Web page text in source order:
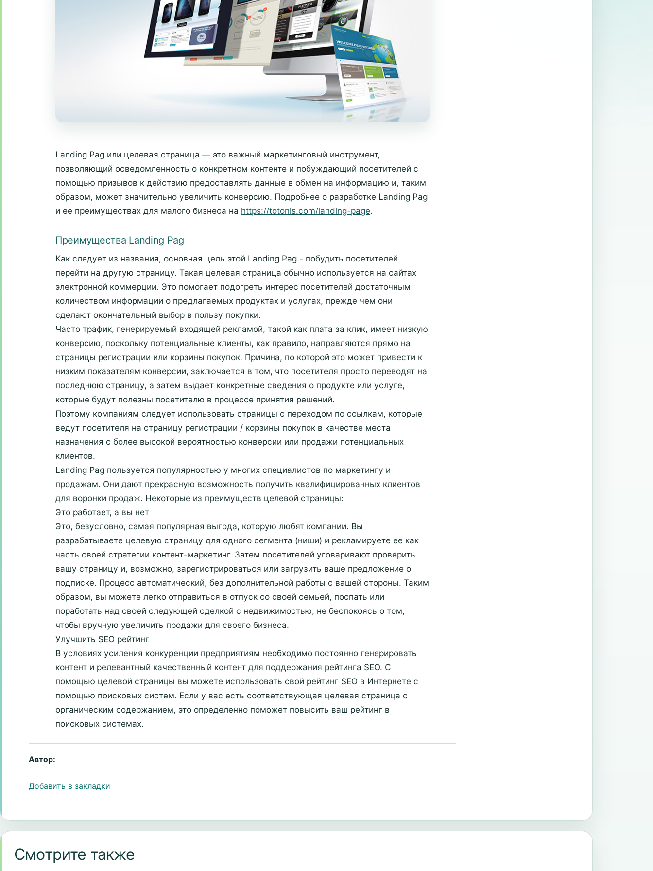
Landing Pag или целевая страница — это важный маркетинговый инструмент,
позволяющий осведомленность о конкретном контенте и побуждающий посетителей с
помощью призывов к действию предоставлять данные в обмен на информацию и, таким
образом, может значительно увеличить конверсию. Подробнее о разработке Landing Pag
и ее преимуществах для малого бизнеса на https://totonis.com/landing-page.
Преимущества Landing Pag
Как следует из названия, основная цель этой Landing Pag - побудить посетителей
перейти на другую страницу. Такая целевая страница обычно используется на сайтах
электронной коммерции. Это помогает подогреть интерес посетителей достаточным
количеством информации о предлагаемых продуктах и услугах, прежде чем они
сделают окончательный выбор в пользу покупки.
Часто трафик, генерируемый входящей рекламой, такой как плата за клик, имеет низкую
конверсию, поскольку потенциальные клиенты, как правило, направляются прямо на
страницы регистрации или корзины покупок. Причина, по которой это может привести к
низким показателям конверсии, заключается в том, что посетителя просто переводят на
последнюю страницу, а затем выдает конкретные сведения о продукте или услуге,
которые будут полезны посетителю в процессе принятия решений.
Поэтому компаниям следует использовать страницы с переходом по ссылкам, которые
ведут посетителя на страницу регистрации / корзины покупок в качестве места
назначения с более высокой вероятностью конверсии или продажи потенциальных
клиентов.
Landing Pag пользуется популярностью у многих специалистов по маркетингу и
продажам. Они дают прекрасную возможность получить квалифицированных клиентов
для воронки продаж. Некоторые из преимуществ целевой страницы:
Это работает, а вы нет
Это, безусловно, самая популярная выгода, которую любят компании. Вы
разрабатываете целевую страницу для одного сегмента (ниши) и рекламируете ее как
часть своей стратегии контент-маркетинг. Затем посетителей уговаривают проверить
вашу страницу и, возможно, зарегистрироваться или загрузить ваше предложение о
подписке. Процесс автоматический, без дополнительной работы с вашей стороны. Таким
образом, вы можете легко отправиться в отпуск со своей семьей, поспать или
поработать над своей следующей сделкой с недвижимостью, не беспокоясь о том,
чтобы вручную увеличить продажи для своего бизнеса.
Улучшить SEO рейтинг
В условиях усиления конкуренции предприятиям необходимо постоянно генерировать
контент и релевантный качественный контент для поддержания рейтинга SEO. С
помощью целевой страницы вы можете использовать свой рейтинг SEO в Интернете с
помощью поисковых систем. Если у вас есть соответствующая целевая страница с
органическим содержанием, это определенно поможет повысить ваш рейтинг в
поисковых системах.
Автор:
Добавить в закладки
Смотрите также